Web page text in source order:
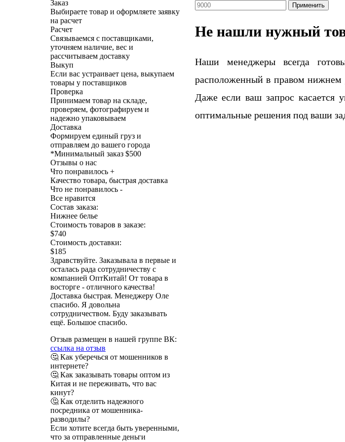
Заказ
Выбираете товар и оформляете заявку
на расчет
Расчет
Связываемся с поставщиками,
уточняем наличие, вес и
рассчитываем доставку
Выкуп
Если вас устраивает цена, выкупаем
товары у поставщиков
Проверка
Принимаем товар на складе,
проверяем, фотографируем и
надежно упаковываем
Доставка
Формируем единый груз и
отправляем до вашего города
*Минимальный заказ $500
Отзывы о нас
Что понравилось +
Качество товара, быстрая доставка
Что не понравилось -
Все нравится
Состав заказа:
Нижнее белье
Стоимость товаров в заказе:
$740
Стоимость доставки:
$185
Здравствуйте. Заказывала в первые и
осталась рада сотрудничеству с
компанией ОптКитай! От товара в
восторге - отличного качества!
Доставка быстрая. Менеджеру Оле
спасибо. Я довольна
сотрудничеством. Буду заказывать
ещё. Большое спасибо.
Отзыв размещен в нашей группе ВК:
ссылка на отзыв
🤔 Как уберечься от мошенников в
интернете?
🤔 Как заказывать товары оптом из
Китая и не переживать, что вас
кинут?
🤔 Как отделить надежного
посредника от мошенника-
разводилы?
Если хотите всегда быть уверенными,
что за отправленные деньги
Применить
Не нашли нужный
Наши менеджеры всегда
расположенный в правом нижнем
Даже если ваш запрос касается
оптимальные решения под ваши